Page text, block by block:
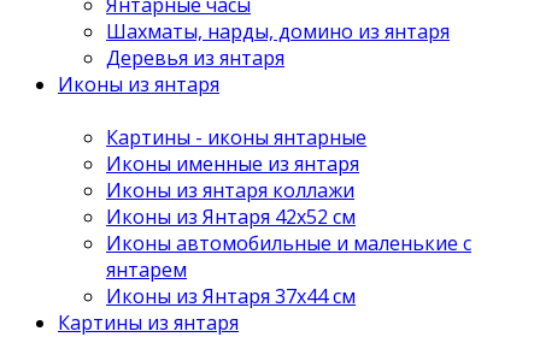
Шахматы, нарды, домино из янтаря
Деревья из янтаря
Иконы из янтаря
Картины - иконы янтарные
Иконы именные из янтаря
Иконы из янтаря коллажи
Иконы из Янтаря 42х52 см
Иконы автомобильные и маленькие с
янтарем
Иконы из Янтаря 37х44 см
Картины из янтаря